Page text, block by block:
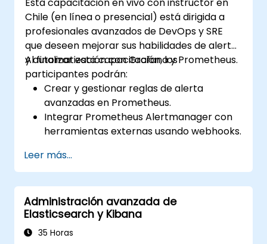
Chile (en línea o presencial) está dirigida a
profesionales avanzados de DevOps y SRE
que deseen mejorar sus habilidades de alerta
y automatización con Grafana y Prometheus.
Al finalizar esta capacitación, los
participantes podrán:
Crear y gestionar reglas de alerta
avanzadas en Prometheus.
Integrar Prometheus Alertmanager con
herramientas externas usando webhooks.
para una resolución más rápida de
problemas.
Utilizar Grafana para visualizar y
gestionar alertas de manera efectiva.
Leer más...
Administración avanzada de
Elasticsearch y Kibana
35 Horas